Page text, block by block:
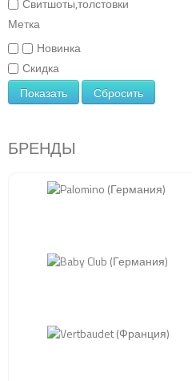
Метка
Новинка
Скидка
Показать Сбросить
БРЕНДЫ